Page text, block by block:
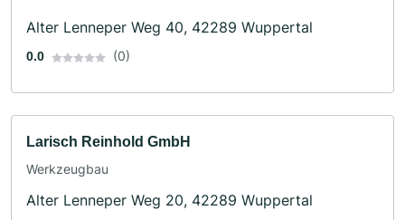
Alter Lenneper Weg 40, 42289 Wuppertal
0.0 (0)
Larisch Reinhold GmbH
Werkzeugbau
Alter Lenneper Weg 20, 42289 Wuppertal